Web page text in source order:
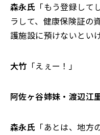
森永氏 「もう登録し
ラして、健康保険証の
護施設に預けないとい
大竹 「えぇー！」
阿佐ヶ谷姉妹・渡辺江
森永氏 「あとは、地